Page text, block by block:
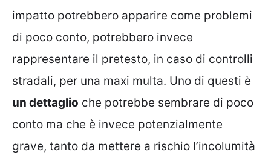
impatto potrebbero apparire come problemi
di poco conto, potrebbero invece
rappresentare il pretesto, in caso di controlli
stradali, per una maxi multa. Uno di questi è
un dettaglio che potrebbe sembrare di poco
conto ma che è invece potenzialmente
grave, tanto da mettere a rischio l’incolumità